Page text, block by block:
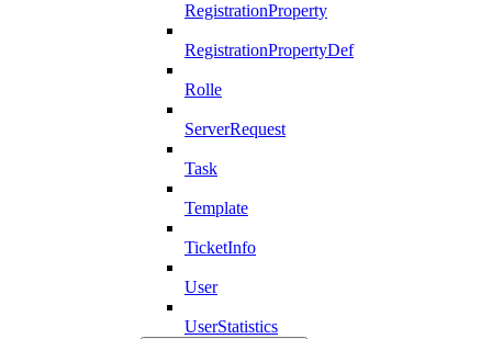
RegistrationProperty
RegistrationPropertyDef
Rolle
ServerRequest
Task
Template
TicketInfo
User
UserStatistics